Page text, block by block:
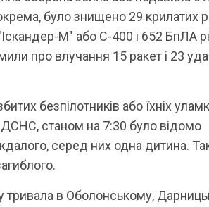
було знищено 29 крилатих
М" або С-400 і 652 БпЛА
про влучання 15 ракет і 23
безпілотників або їхніх
ДСНС, станом на 7:30 було відомо
серед них одна дитина.
тривала в Оболонському,